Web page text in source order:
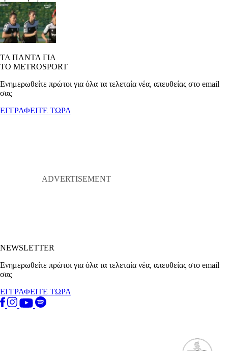
ΤΑ ΠΑΝΤΑ ΓΙΑ
ΤΟ METROSPORT
Ενημερωθείτε πρώτοι για όλα τα τελεταία νέα, απευθείας στο email
σας
ΕΓΓΡΑΦΕΙΤΕ ΤΩΡΑ
NEWSLETTER
Ενημερωθείτε πρώτοι για όλα τα τελεταία νέα, απευθείας στο email
σας
ΕΓΓΡΑΦΕΙΤΕ ΤΩΡΑ